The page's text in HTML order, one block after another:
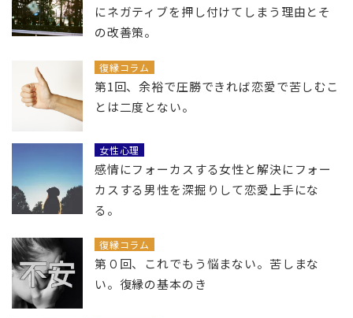
にネガティブを押し付けてしまう理由とそ
の改善策。
復縁コラム
第1回、余裕で圧勝できれば恋愛で苦しむこ
とは二度とない。
女性心理
感情にフォーカスする女性と解決にフォー
カスする男性を深掘りして恋愛上手にな
る。
復縁コラム
第０回、これでもう悩まない。苦しまな
い。復縁の基本のき